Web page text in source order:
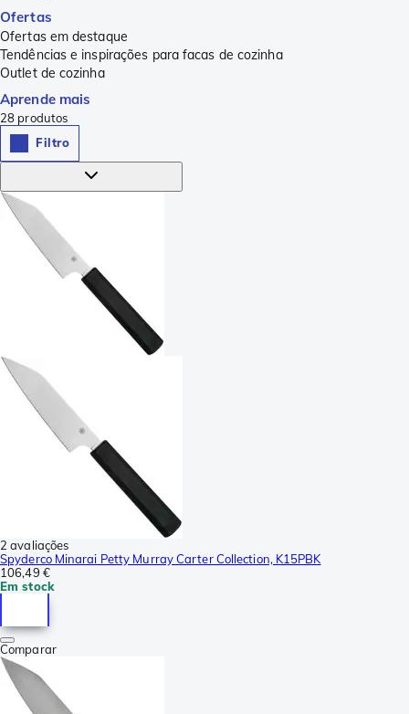
Ofertas
Ofertas em destaque
Tendências e inspirações para facas de cozinha
Outlet de cozinha
Aprende mais
28 produtos
Filtro
2 avaliações
Spyderco Minarai Petty Murray Carter Collection, K15PBK
106,49 €
Em stock
Comparar